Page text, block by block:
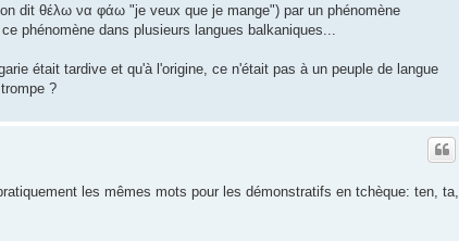
dit θέλω να φάω "je veux que je mange") par un phénomène
phénomène dans plusieurs langues balkaniques...
était tardive et qu'à l'origine, ce n'était pas à un peuple de langue
?
les mêmes mots pour les démonstratifs en tchèque: ten, ta,